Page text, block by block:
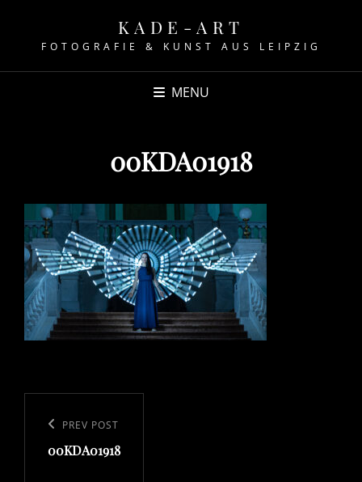
KADE-ART
FOTOGRAFIE & KUNST AUS LEIPZIG
MENU
00KDA01918
Previous
Post
PREV POST
00KDA01918